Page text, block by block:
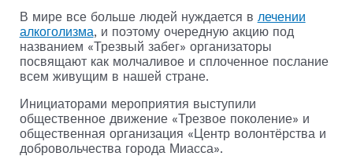
В мире все больше людей нуждается в лечении
алкоголизма, и поэтому очередную акцию под
названием «Трезвый забег» организаторы
посвящают как молчаливое и сплоченное послание
всем живущим в нашей стране.
Инициаторами мероприятия выступили
общественное движение «Трезвое поколение» и
общественная организация «Центр волонтёрства и
добровольчества города Миасса».